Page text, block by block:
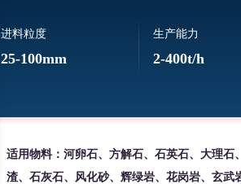
进料粒度
25-100mm
生产能力
2-400t/h
适用物料：河卵石、方解石、石英石、大理
渣、石灰石、风化砂、辉绿岩、花岗岩、玄武